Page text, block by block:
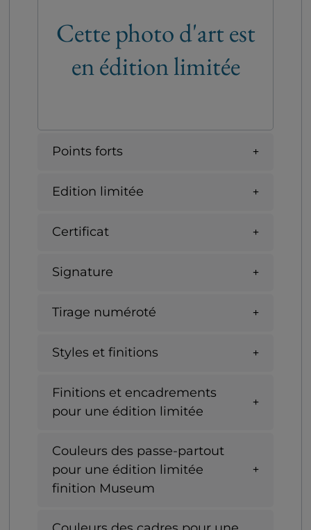
Cette photo d'art est
en édition limitée
Points forts
Edition limitée
Certificat
Signature
Tirage numéroté
Styles et finitions
Finitions et encadrements
pour une édition limitée
Couleurs des passe-partout
pour une édition limitée
finition Museum